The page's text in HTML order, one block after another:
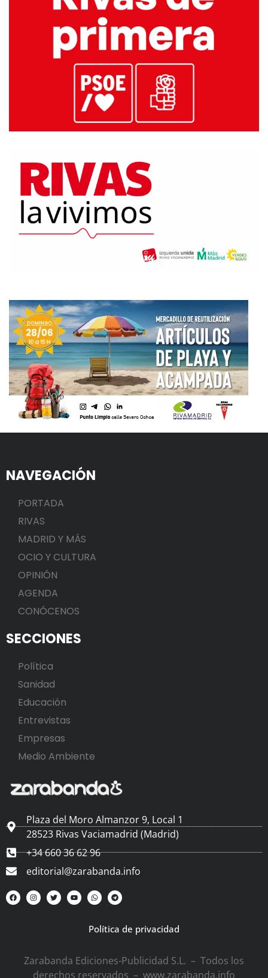
NAVEGACIÓN
PORTADA
RIVAS
MADRID Y MÁS
OCIO Y CULTURA
OPINIÓN
AGENDA
CONÓCENOS
SECCIONES
Política
Sanidad
Educación
Entrevistas
Empresas
Medio Ambiente
Plaza del Moro Almanzor 9, Local 1
28523 Rivas Vaciamadrid (Madrid)
+34 660 36 62 96
editorial@zarabanda.info
Política de privacidad
Zarabanda Ediciones-Publicidad S.L. – Todos los
derechos reservados – www.zarabanda.info